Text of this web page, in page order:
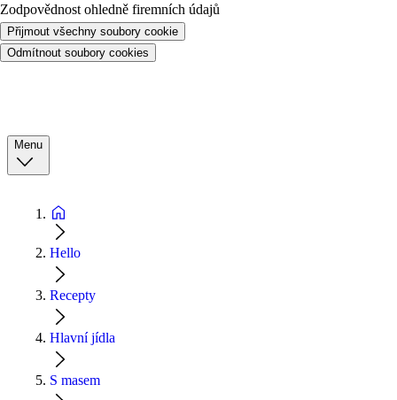
Zodpovědnost ohledně firemních údajů
Přijmout všechny soubory cookie
Odmítnout soubory cookies
Menu
Hello
Recepty
Hlavní jídla
S masem